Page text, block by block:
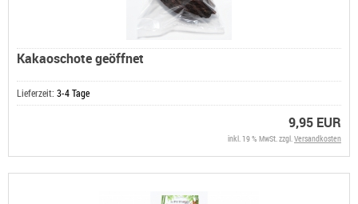
Kakaoschote geöffnet
Lieferzeit: 3-4 Tage
9,95 EUR
inkl. 19 % MwSt. zzgl.Versandkosten